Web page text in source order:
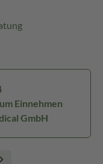
Einnehmen
GmbH